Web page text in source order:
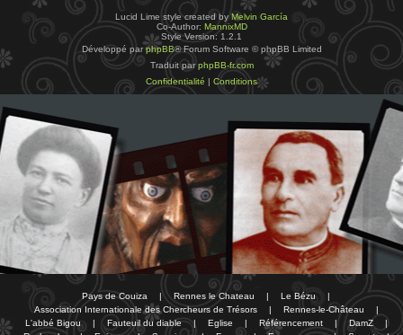
Lucid Lime style created byMelvin García
Co-Author: MannixMD
Style Version: 1.2.1
Développé parphpBB® Forum Software © phpBB Limited
Traduit parphpBB-fr.com
Confidentialité | Conditions
Pays de Couiza | Rennes le Chateau | Le Bézu
|
Association Internationale des Chercheurs de Trésors
| Rennes-le-Château
|
L'abbé Bigou
| Fauteuil du diable | Eglise | Référencement | DamZ
|